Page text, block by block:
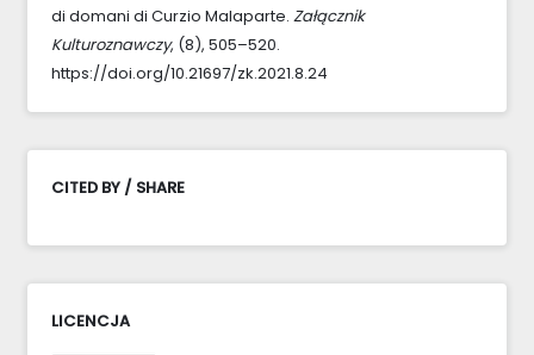
di domani di Curzio Malaparte. Załącznik
Kulturoznawczy, (8), 505–520.
https://doi.org/10.21697/zk.2021.8.24
CITED BY / SHARE
LICENCJA